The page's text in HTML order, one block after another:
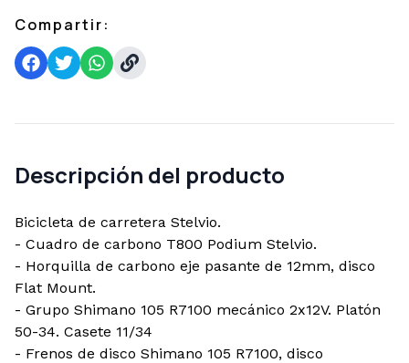
Compartir:
Descripción del producto
Bicicleta de carretera Stelvio.
- Cuadro de carbono T800 Podium Stelvio.
- Horquilla de carbono eje pasante de 12mm, disco
Flat Mount.
- Grupo Shimano 105 R7100 mecánico 2x12V. Platón
50-34. Casete 11/34
- Frenos de disco Shimano 105 R7100, disco